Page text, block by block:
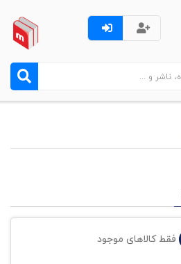
فقط کالاهای موجود